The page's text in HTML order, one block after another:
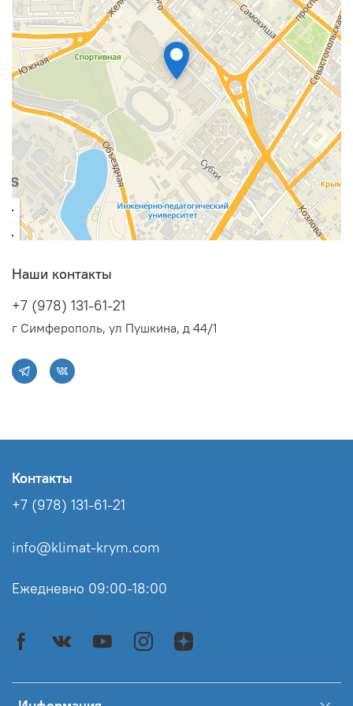
Наши контакты
+7 (978) 131-61-21
г Симферополь, ул Пушкина, д 44/1
Контакты
+7 (978) 131-61-21
info@klimat-krym.com
Ежедневно 09:00-18:00